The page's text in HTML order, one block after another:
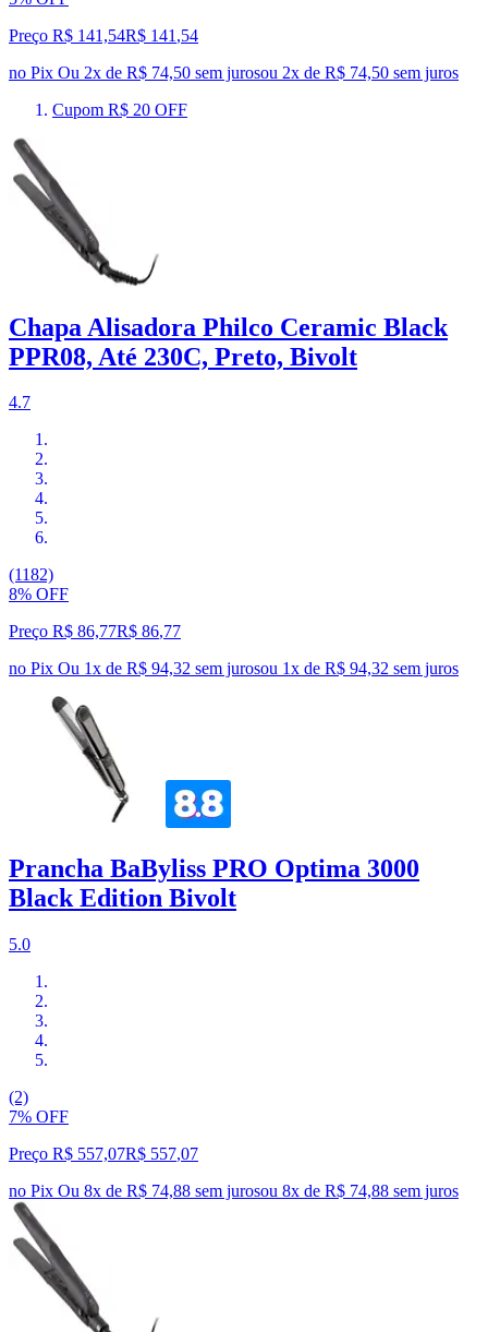
Preço R$ 141,54R$ 141 ,54
no Pix Ou 2x de R$ 74,50 sem jurosou 2x de R$ 74,50 sem juros
Cupom R$ 20 OFF
Chapa Alisadora Philco Ceramic Black
PPR08, Até 230C, Preto, Bivolt
4.7
(1182)
8% OFF
Preço R$ 86,77R$ 86,77
no Pix Ou 1x de R$ 94,32 sem jurosou 1x de R$ 94,32 sem juros
Prancha BaByliss PRO Optima 3000
Black Edition Bivolt
5.0
(2)
7% OFF
Preço R$ 557,07R$ 557,07
no Pix Ou 8x de R$ 74,88 sem jurosou 8x de R$ 74,88 sem juros